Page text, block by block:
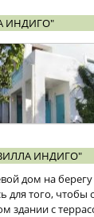
ИНДИГО"
ИНДИГО"
дом на
для того,
здании с